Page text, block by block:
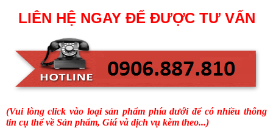
LIÊN HỆ NGAY ĐỂ ĐƯỢC TƯ VẤN
(Vui lòng click vào loại sản phẩm phía dưới để có nhiều thông
tin cụ thể về Sản phẩm, Giá và dịch vụ kèm theo...)